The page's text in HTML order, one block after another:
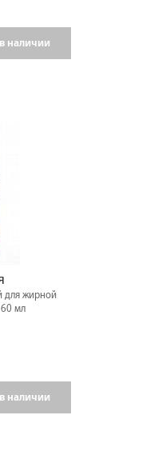
наличии
для жирной
мл
наличии